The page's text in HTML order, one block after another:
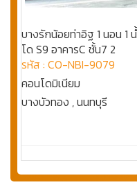
บางรักน้อยท่าอิฐ 1 นอน 1
โด S9 อาคารC ชั้น7 2
รหัส : CO-NBI-9079
คอนโดมิเนียม
บางบัวทอง , นนทบุรี